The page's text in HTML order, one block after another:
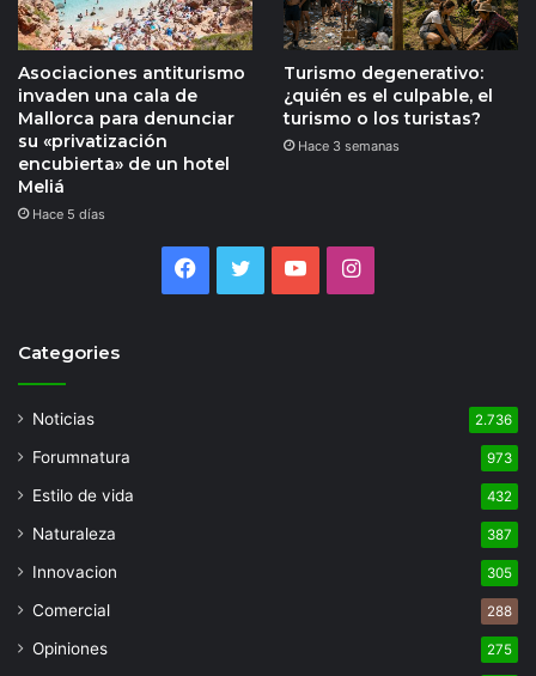
Asociaciones antiturismo
invaden una cala de
Mallorca para denunciar
su «privatización
encubierta» de un hotel
Meliá
Hace 5 días
Turismo degenerativo:
¿quién es el culpable, el
turismo o los turistas?
Hace 3 semanas
Facebook
TwitterYouTubeInstagram
Categories
Noticias 2.736
Forumnatura 973
Estilo de vida 432
Naturaleza 387
Innovacion 305
Comercial 288
Opiniones 275